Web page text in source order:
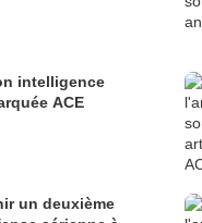
intelligence
ACE
un deuxième